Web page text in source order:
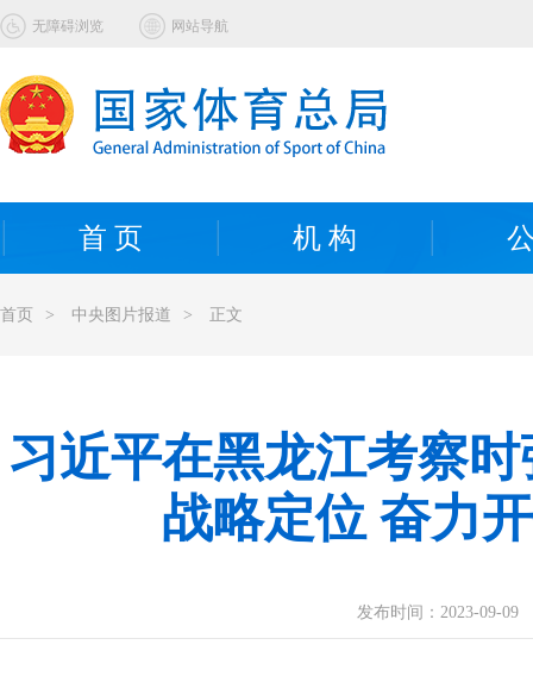
无障碍浏览 网站导航
首 页 机 构
首页 > 中央图片报道 > 正文
习近平在黑龙江考察
战略定位 奋力
发布时间： 2023-09-09